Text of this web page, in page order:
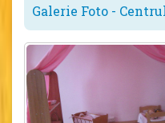
Galerie Foto -